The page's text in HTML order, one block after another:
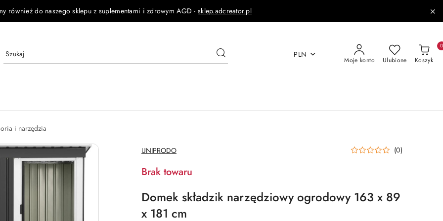
również do naszego sklepu z suplementami i zdrowym AGD - sklep.adcreator.pl
PLN
Moje konto Ulubione Koszyk
0
i narzędzia
NAZWA
PRODUCENTA:
UNIPRODO (0)
Brak towaru
Domek składzik narzędziowy ogrodowy 163 x 89
x 181 cm